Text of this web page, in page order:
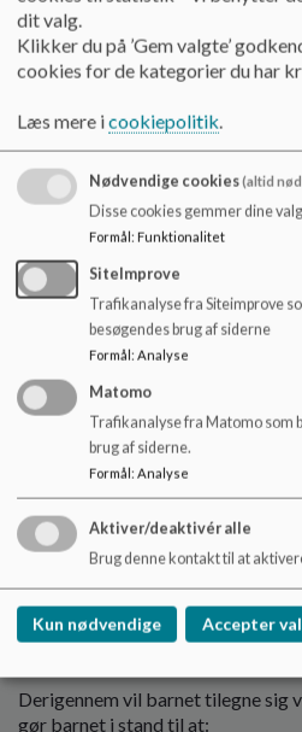
at udvikle børnenes empatiske
omgivelser, samt give børnene
forskellighed. Barnet skal indgå i
At få kendskab til
Lege sammen med børn med
deres egne.
Kunne forstå og følge en
Udvise empati.
Pædagogen skal:
Give plads til børnenes egne
også forsøge at få alle børn til
med i legen.
Sproglige kompetencer:
Derigennem vil barnet tilegne sig
gør barnet i stand til at:
dit valg.
Klikker du på ’Gem valgte’
cookies for de kategorier du har
Læs mere icookiepolitik.
Nødvendige cookies(altid
Disse cookies gemmer dine
Formål: Funktionalitet
SiteImprove
Trafikanalyse fra Siteimprove
besøgendes brug af siderne
Formål: Analyse
Matomo
Trafikanalyse fra Matomo som
brug af siderne.
Formål: Analyse
Aktiver/deaktivér alle
Brug denne kontakt til at
Kun nødvendige Accepter